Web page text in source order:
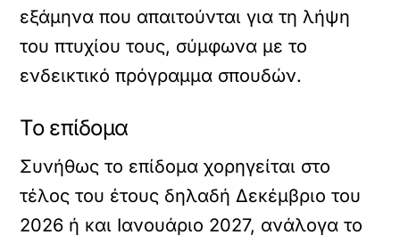
εξάμηνα που απαιτούνται για τη λήψη
του πτυχίου τους, σύμφωνα με το
ενδεικτικό πρόγραμμα σπουδών.
Το επίδομα
Συνήθως το επίδομα χορηγείται στο
τέλος του έτους δηλαδή Δεκέμβριο του
2026 ή και Ιανουάριο 2027, ανάλογα το